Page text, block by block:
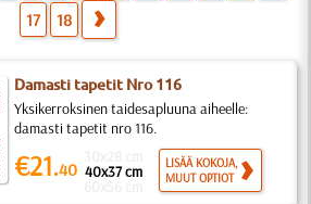
17
18
Damasti tapetit Nro 116
Yksikerroksinen taidesapluuna aiheelle:
damasti tapetit nro 116.
€21.40 40x37 cm
LISÄÄ KOKOJA,
MUUT OPTIOT